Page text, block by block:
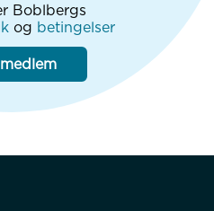
Boblbergs
og betingelser